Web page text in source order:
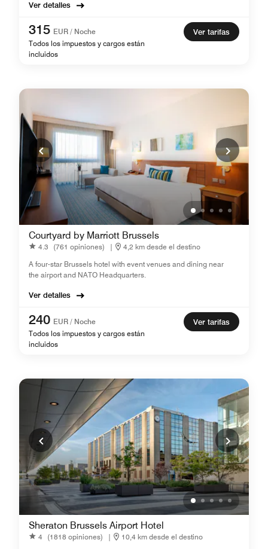
Ver detalles
315 EUR / Noche
Todos los impuestos y cargos están
incluidos
Ver tarifas
Courtyard by Marriott Brussels
4.3 (761 opiniones) |
4,2 km desde el destino
A four-star Brussels hotel with event venues and dining near
the airport and NATO Headquarters.
Ver detalles
240 EUR / Noche
Todos los impuestos y cargos están
incluidos
Ver tarifas
Sheraton Brussels Airport Hotel
4 (1818 opiniones) |
10,4 km desde el destino